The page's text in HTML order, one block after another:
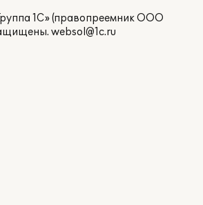
1С» (правопреемник ООО
websol@1c.ru